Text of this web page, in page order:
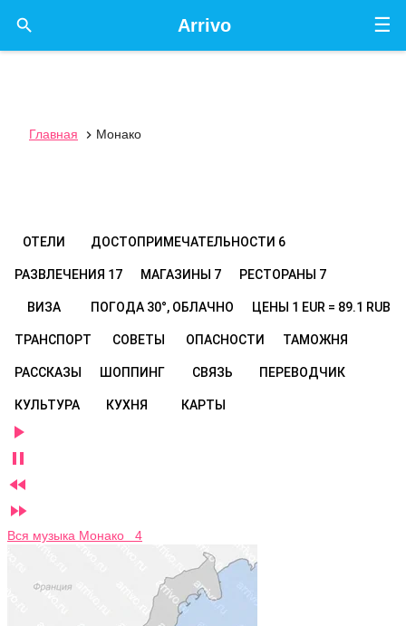
☰
Arrivo

Главная  Монако
ОТЕЛИ ДОСТОПРИМЕЧАТЕЛЬНОСТИ 6
РАЗВЛЕЧЕНИЯ 17 МАГАЗИНЫ 7 РЕСТОРАНЫ 7
ВИЗА ПОГОДА 30°, ОБЛАЧНО ЦЕНЫ 1 EUR = 89.1 RUB
ТРАНСПОРТ СОВЕТЫ ОПАСНОСТИ ТАМОЖНЯ
РАССКАЗЫ ШОППИНГ СВЯЗЬ ПЕРЕВОДЧИК
КУЛЬТУРА КУХНЯ КАРТЫ




Вся музыка Монако 4